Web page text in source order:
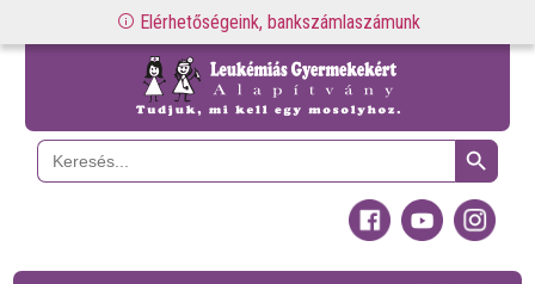
Elérhetőségeink, bankszámlaszámunk
Search
for:
Search Button